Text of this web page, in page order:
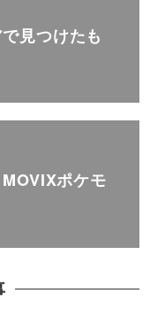
見つけたも
ポケモ